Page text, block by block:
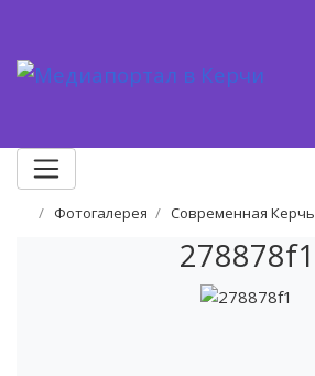
Фотогалерея Современная Керчь
278878f1